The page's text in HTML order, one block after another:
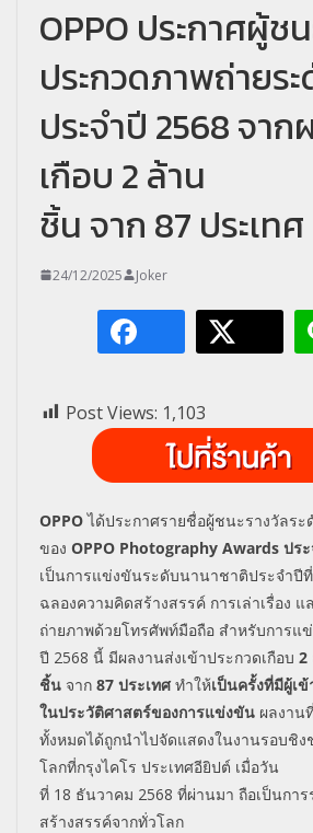
OPPO ประกาศผู้ช
ประกวดภาพถ่ายร
ประจำปี 2568 จาก
เกือบ 2 ล้าน
ชิ้น จาก 87 ประเทศ
24/12/2025 Joker
Post Views: 1,103
OPPO ได้ประกาศรายชื่อผู้ชนะรางวัลระ
ของ OPPO Photography Awards ปร
เป็นการแข่งขันระดับนานาชาติประจำปี
ฉลองความคิดสร้างสรรค์ การเล่าเรื่อง แ
ถ่ายภาพด้วยโทรศัพท์มือถือ สำหรับการแ
ปี 2568 นี้ มีผลงานส่งเข้าประกวดเกือบ 2
ชิ้น จาก 87 ประเทศทำให้เป็นครั้งที่มีผู้เข้
ในประวัติศาสตร์ของการแข่งขัน ผลงาน
ทั้งหมดได้ถูกนำไปจัดแสดงในงานรอบชิง
โลกที่กรุงไคโร ประเทศอียิปต์ เมื่อวัน
ที่ 18 ธันวาคม 2568 ที่ผ่านมา ถือเป็นกา
สร้างสรรค์จากทั่วโลก